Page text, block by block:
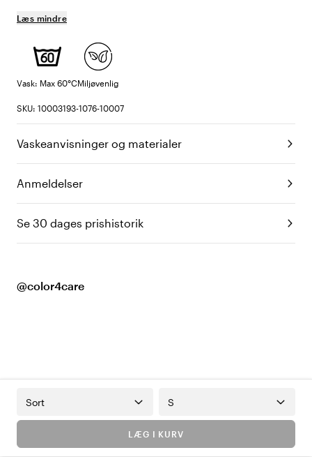
Læs mindre
Vask: Max 60°CMiljøvenlig
SKU: 10003193-1076-10007
Vaskeanvisninger og materialer
Anmeldelser
Se 30 dages prishistorik
@color4care
Sort S
LÆG I KURV